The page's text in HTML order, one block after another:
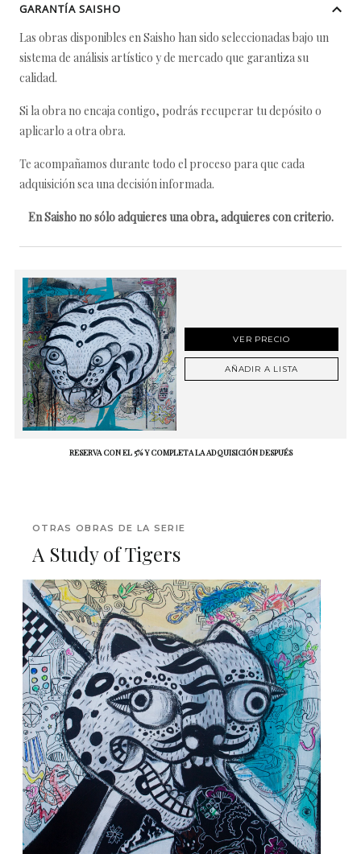
GARANTÍA SAISHO
Las obras disponibles en Saisho han sido seleccionadas bajo un
sistema de análisis artístico y de mercado que garantiza su
calidad.
Si la obra no encaja contigo, podrás recuperar tu depósito o
aplicarlo a otra obra.
Te acompañamos durante todo el proceso para que cada
adquisición sea una decisión informada.
En Saisho no sólo adquieres una obra, adquieres con criterio.
VER PRECIO
AÑADIR A LISTA
RESERVA CON EL 5% Y COMPLETA LA ADQUISICIÓN DESPUÉS
OTRAS OBRAS DE LA SERIE
A Study of Tigers